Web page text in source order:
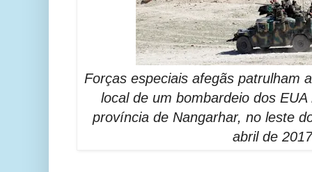
Forças especiais afegãs patrulham
local de um bombardeio dos
província de Nangarhar, no leste
abril de